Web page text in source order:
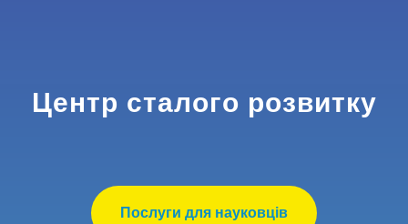
Центр сталого розвитку
Послуги для науковців